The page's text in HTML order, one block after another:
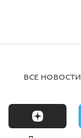
ВСЕ НОВОСТИ